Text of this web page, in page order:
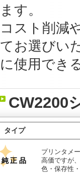
ます。
コスト削減
てお選びい
に使用でき
CW2200
タイプ
純正品
プリンタメ
高価ですが
色・保存性